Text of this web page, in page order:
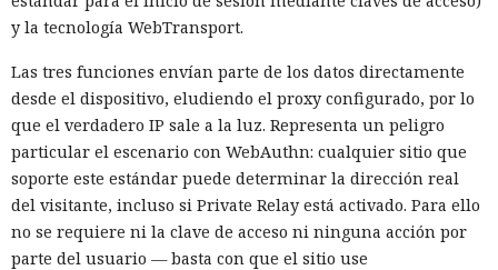
y la tecnología WebTransport.
Las tres funciones envían parte de los datos directamente
desde el dispositivo, eludiendo el proxy configurado, por lo
que el verdadero IP sale a la luz. Representa un peligro
particular el escenario con WebAuthn: cualquier sitio que
soporte este estándar puede determinar la dirección real
del visitante, incluso si Private Relay está activado. Para ello
no se requiere ni la clave de acceso ni ninguna acción por
parte del usuario — basta con que el sitio use